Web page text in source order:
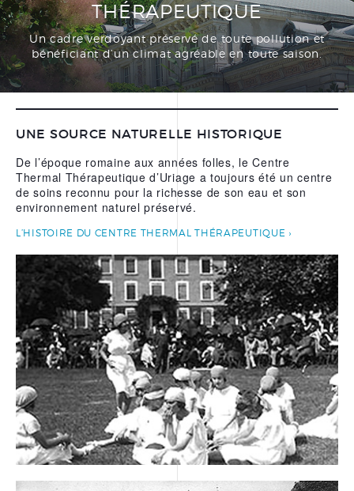
PRÉPARER SA CURE
THERMALE THÉRAPEUTIQUE
DOCUMENTATIONS
SOINS À LA CARTE
SOINS VISAGE
SOINS CORPS
SOINS MAINS ET PIEDS
ÉPILATION
LE CENTRE THERMAL
THÉRAPEUTIQUE
L’EAU THERMALE
REPARATRICE D’URIAGE
NOS APPS
THÉRAPEUTIQUE
Un cadre verdoyant préservé de toute pollution et
bénéficiant d’un climat agréable en toute saison.
UNE SOURCE NATURELLE HISTORIQUE
De l’époque romaine aux années folles, le Centre
Thermal Thérapeutique d’Uriage a toujours été un centre
de soins reconnu pour la richesse de son eau et son
environnement naturel préservé.
L’HISTOIRE DU CENTRE THERMAL THÉRAPEUTIQUE